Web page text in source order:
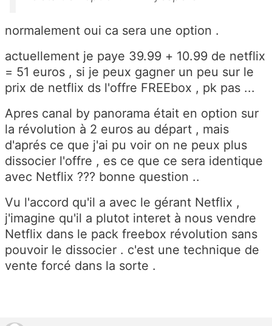
normalement oui ca sera une option .
actuellement je paye 39.99 + 10.99 de netflix
= 51 euros , si je peux gagner un peu sur le
prix de netflix ds l'offre FREEbox , pk pas ...
Apres canal by panorama était en option sur
la révolution à 2 euros au départ , mais
d'aprés ce que j'ai pu voir on ne peux plus
dissocier l'offre , es ce que ce sera identique
avec Netflix ??? bonne question ..
Vu l'accord qu'il a avec le gérant Netflix ,
j'imagine qu'il a plutot interet à nous vendre
Netflix dans le pack freebox révolution sans
pouvoir le dissocier . c'est une technique de
vente forcé dans la sorte .